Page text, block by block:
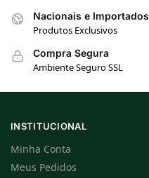
Nacionais e Importados
Produtos Exclusivos
Compra Segura
Ambiente Seguro SSL
INSTITUCIONAL
Minha Conta
Meus Pedidos